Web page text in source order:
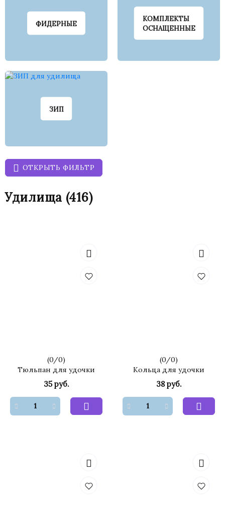
ФИДЕРНЫЕ
КОМПЛЕКТЫ
ОСНАЩЕННЫЕ
ЗИП
ОТКРЫТЬ ФИЛЬТР
Удилища (416)
(0/0)
Тюльпан для удочки
35 руб.
(0/0)
Кольца для удочки
38 руб.